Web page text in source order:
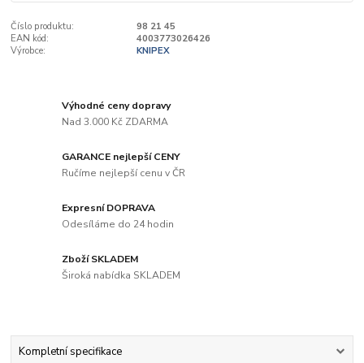
Číslo produktu:
98 21 45
EAN kód:
4003773026426
Výrobce:
KNIPEX
Výhodné ceny dopravy
Nad 3.000 Kč ZDARMA
GARANCE nejlepší CENY
Ručíme nejlepší cenu v ČR
Expresní DOPRAVA
Odesíláme do 24 hodin
Zboží SKLADEM
Široká nabídka SKLADEM
Kompletní specifikace